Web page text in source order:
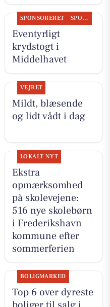
SPONSORERET SPONSORERET INDHOLD
Eventyrligt
krydstogt i
Middelhavet
VEJRET
Mildt, blæsende
og lidt vådt i dag
LOKALT NYT
Ekstra
opmærksomhed
på skolevejene:
516 nye skolebørn
i Frederikshavn
kommune efter
sommerferien
BOLIGMARKED
Top 6 over dyreste